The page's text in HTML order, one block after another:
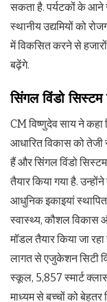
सकता है. पर्यटकों के आने
स्थानीय उद्यमियों को
में विकसित करने से
बढ़ेंगे.
सिंगल विंडो
CM विष्णुदेव साय ने
आधारित विकास को तेजी
हैं और सिंगल विंडो
तैयार किया गया है.
आधुनिक इकाइयां स्थापित
स्वास्थ्य, कौशल विकास
मॉडल तैयार किया जा
लागत से एजुकेशन सिटी
स्कूल, 5,857 स्मार्ट
माध्यम से बच्चों को बेहतर